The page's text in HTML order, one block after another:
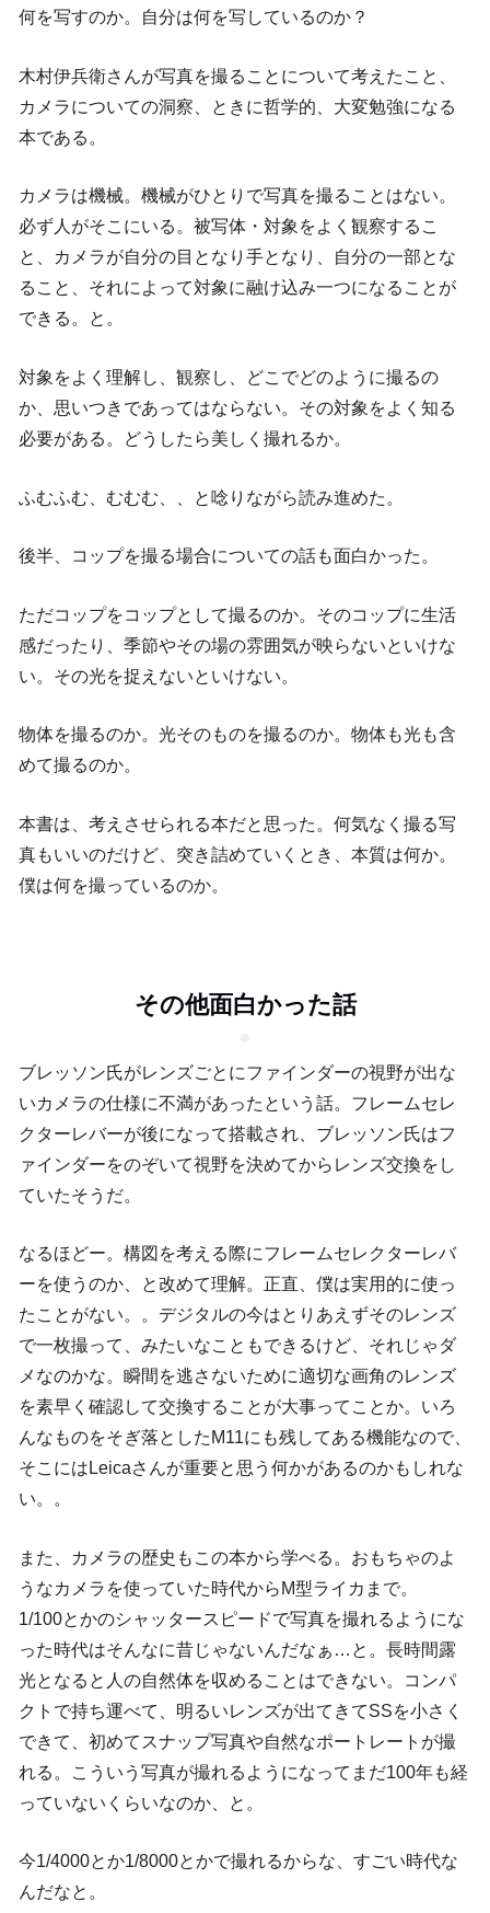
何を写すのか。自分は何を写しているのか？
木村伊兵衛さんが写真を撮ることについて考えたこと、
カメラについての洞察、ときに哲学的、大変勉強になる
本である。
カメラは機械。機械がひとりで写真を撮ることはない。
必ず人がそこにいる。被写体・対象をよく観察するこ
と、カメラが自分の目となり手となり、自分の一部とな
ること、それによって対象に融け込み一つになることが
できる。と。
対象をよく理解し、観察し、どこでどのように撮るの
か、思いつきであってはならない。その対象をよく知る
必要がある。どうしたら美しく撮れるか。
ふむふむ、むむむ、、と唸りながら読み進めた。
後半、コップを撮る場合についての話も面白かった。
ただコップをコップとして撮るのか。そのコップに生活
感だったり、季節やその場の雰囲気が映らないといけな
い。その光を捉えないといけない。
物体を撮るのか。光そのものを撮るのか。物体も光も含
めて撮るのか。
本書は、考えさせられる本だと思った。何気なく撮る写
真もいいのだけど、突き詰めていくとき、本質は何か。
僕は何を撮っているのか。
その他面白かった話
ブレッソン氏がレンズごとにファインダーの視野が出な
いカメラの仕様に不満があったという話。フレームセレ
クターレバーが後になって搭載され、ブレッソン氏はフ
ァインダーをのぞいて視野を決めてからレンズ交換をし
ていたそうだ。
なるほどー。構図を考える際にフレームセレクターレバ
ーを使うのか、と改めて理解。正直、僕は実用的に使っ
たことがない。。デジタルの今はとりあえずそのレンズ
で一枚撮って、みたいなこともできるけど、それじゃダ
メなのかな。瞬間を逃さないために適切な画角のレンズ
を素早く確認して交換することが大事ってことか。いろ
んなものをそぎ落としたM11にも残してある機能なので、
そこにはLeicaさんが重要と思う何かがあるのかもしれな
い。。
また、カメラの歴史もこの本から学べる。おもちゃのよ
うなカメラを使っていた時代からM型ライカまで。
1/100とかのシャッタースピードで写真を撮れるようにな
った時代はそんなに昔じゃないんだなぁ…と。長時間露
光となると人の自然体を収めることはできない。コンパ
クトで持ち運べて、明るいレンズが出てきてSSを小さく
できて、初めてスナップ写真や自然なポートレートが撮
れる。こういう写真が撮れるようになってまだ100年も経
っていないくらいなのか、と。
今1/4000とか1/8000とかで撮れるからな、すごい時代な
んだなと。